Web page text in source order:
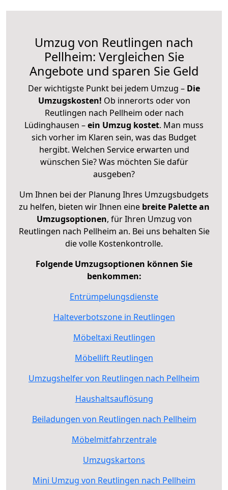
Umzug von Reutlingen nach
Pellheim: Vergleichen Sie
Angebote und sparen Sie Geld
Der wichtigste Punkt bei jedem Umzug – Die
Umzugskosten! Ob innerorts oder von
Reutlingen nach Pellheim oder nach
Lüdinghausen –ein Umzug kostet. Man muss
sich vorher im Klaren sein, was das Budget
hergibt. Welchen Service erwarten und
wünschen Sie? Was möchten Sie dafür
ausgeben?
Um Ihnen bei der Planung Ihres Umzugsbudgets
zu helfen, bieten wir Ihnen eine breite Palette an
Umzugsoptionen, für Ihren Umzug von
Reutlingen nach Pellheim an. Bei uns behalten Sie
die volle Kostenkontrolle.
Folgende Umzugsoptionen können Sie
benkommen:
Entrümpelungsdienste
Halteverbotszone in Reutlingen
Möbeltaxi Reutlingen
Möbellift Reutlingen
Umzugshelfer von Reutlingen nach Pellheim
Haushaltsauflösung
Beiladungen von Reutlingen nach Pellheim
Möbelmitfahrzentrale
Umzugskartons
Mini Umzug von Reutlingen nach Pellheim